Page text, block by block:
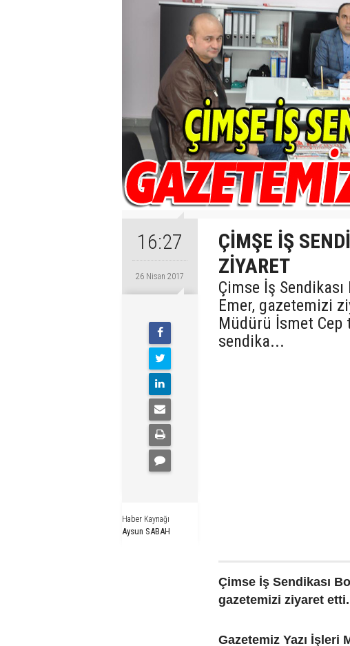
16:27
26 Nisan 2017
Haber Kaynağı
Aysun SABAH
ÇİMŞE İŞ
ZİYARET
Çimse İş
Emer, gazetemizi
Müdürü İsmet Cep
sendika...
Çimse İş Sendikası
gazetemizi ziyaret etti.
Gazetemiz Yazı İşleri